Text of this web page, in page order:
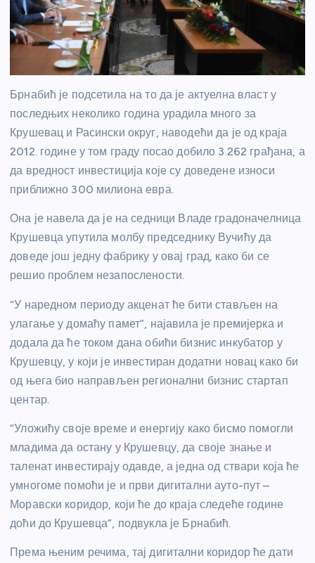
Брнабић је подсетила на то да је актуелна власт у
последњих неколико година урадила много за
Крушевац и Расински округ, наводећи да је од краја
2012. године у том граду посао добило 3.262 грађана, а
да вредност инвестиција које су доведене износи
приближно 300 милиона евра.
Она је навела да је на седници Владе градоначелница
Крушевца упутила молбу председнику Вучићу да
доведе још једну фабрику у овај град, како би се
решио проблем незапослености.
“У наредном периоду акценат ће бити стављен на
улагање у домаћу памет”, најавила је премијерка и
додала да ће током дана обићи бизнис инкубатор у
Крушевцу, у који је инвестиран додатни новац како би
од њега био направљен регионални бизнис стартап
центар.
“Уложићу своје време и енергију како бисмо помогли
младима да остану у Крушевцу, да своје знање и
таленат инвестирају одавде, а једна од ствари која ће
умногоме помоћи је и први дигитални ауто-пут –
Моравски коридор, који ће до краја следеће године
доћи до Крушевца”, подвукла је Брнабић.
Према њеним речима, тај дигитални коридор ће дати